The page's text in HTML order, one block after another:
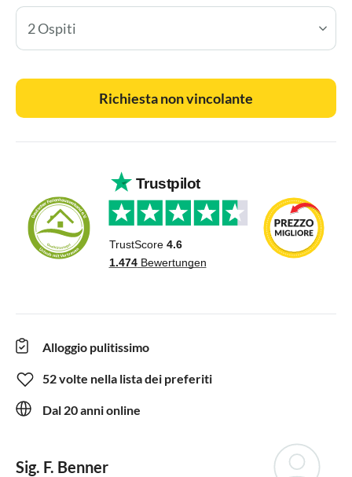
2 Ospiti
Richiesta non vincolante
Alloggio pulitissimo
52 volte nella lista dei preferiti
Dal 20 anni online
Sig. F. Benner